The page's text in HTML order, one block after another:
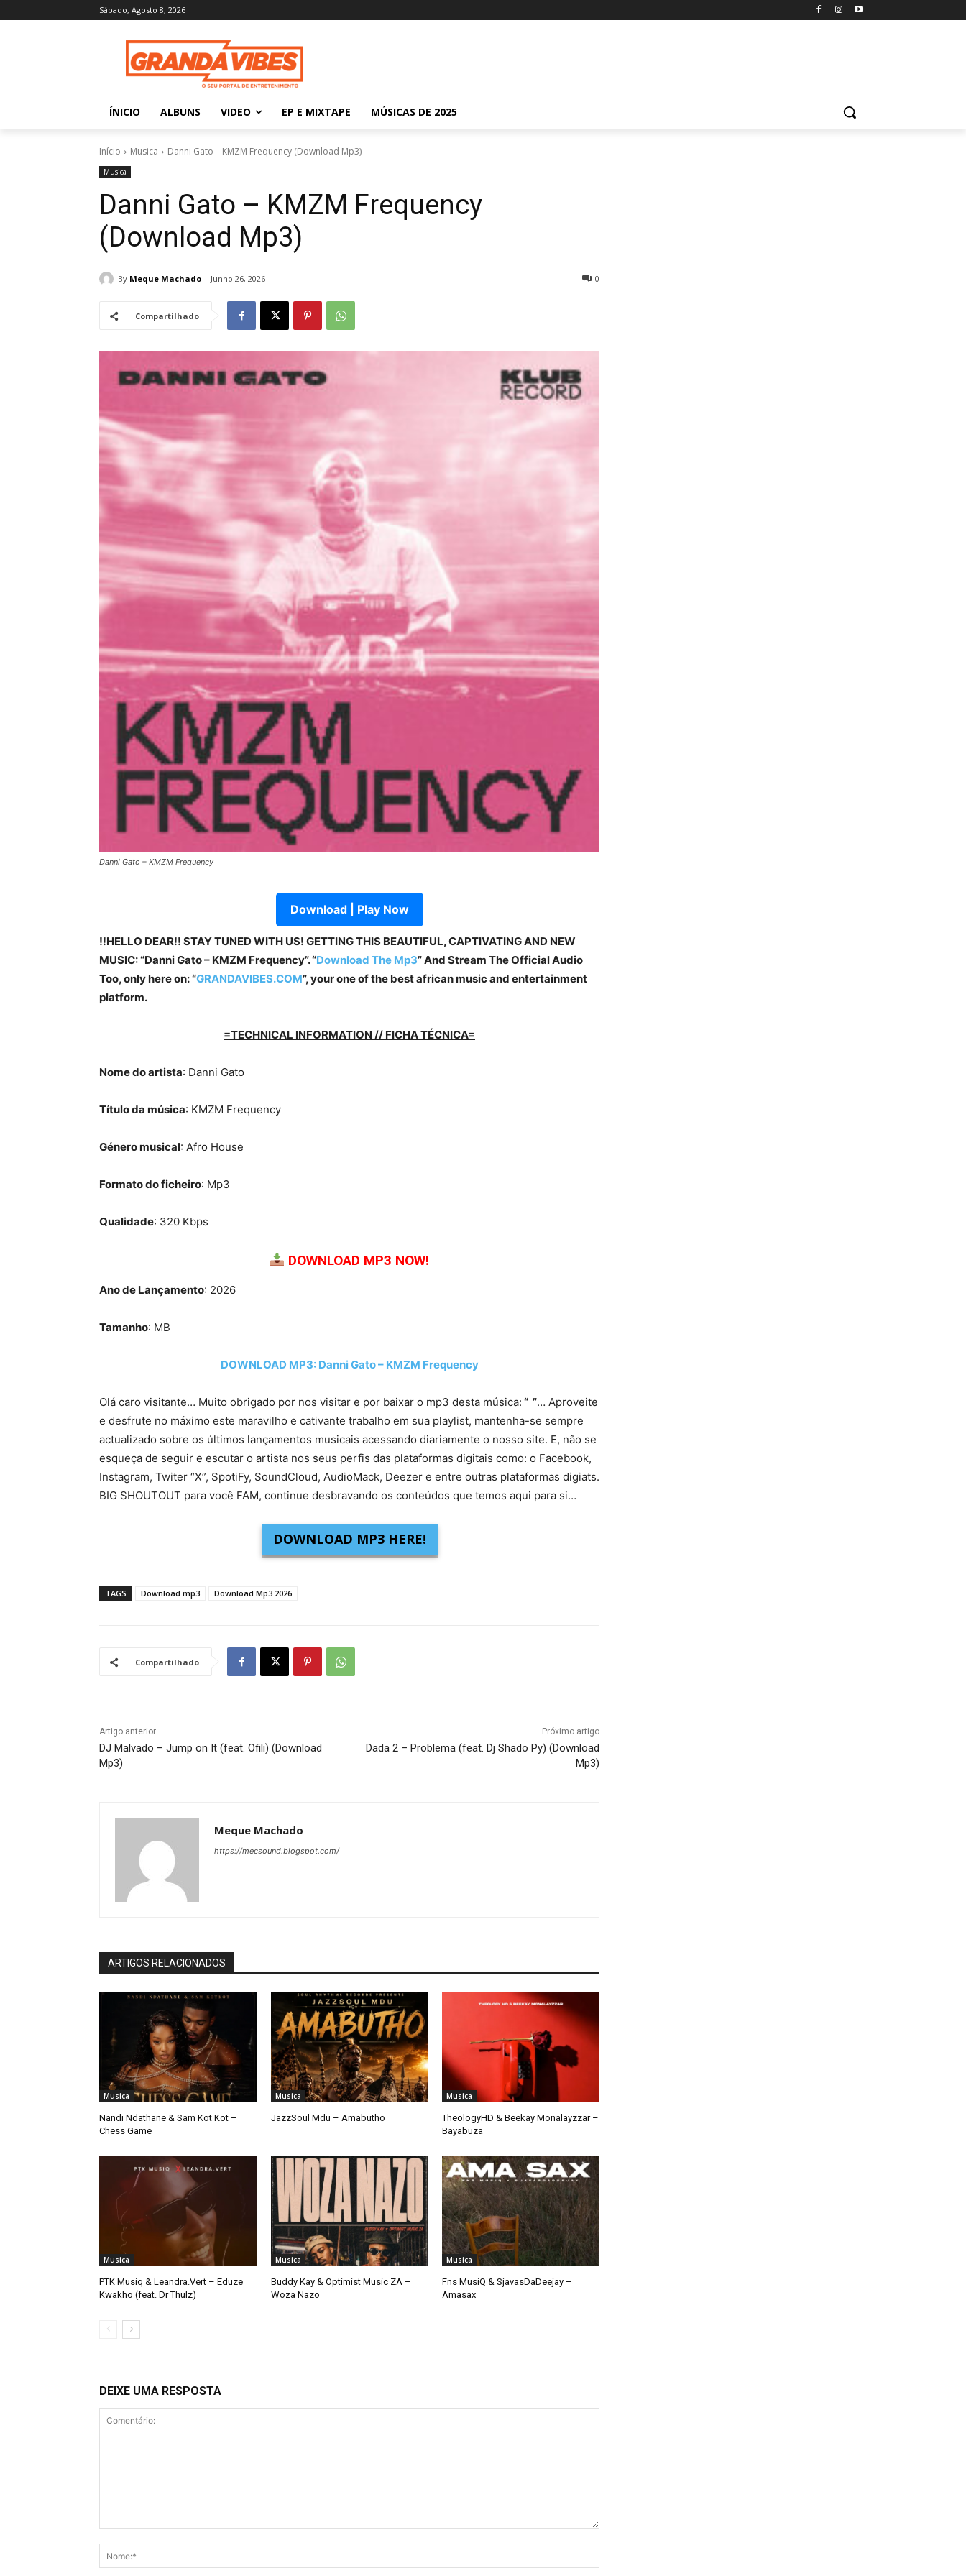
Sábado, Agosto 8, 2026
ÍNICIO ALBUNS VIDEO EP E MIXTAPE MÚSICAS DE 2025
Início Musica Danni Gato – KMZM Frequency (Download Mp3)
Musica
Danni Gato – KMZM Frequency
(Download Mp3)
By Meque Machado Junho 26, 2026 0
Compartilhado
Danni Gato – KMZM Frequency
Download | Play Now
!!HELLO DEAR!! STAY TUNED WITH US! GETTING THIS BEAUTIFUL, CAPTIVATING AND NEW
MUSIC: “Danni Gato – KMZM Frequency”. “Download The Mp3” And Stream The Official Audio
Too, only here on: “GRANDAVIBES.COM”, your one of the best african music and entertainment
platform.
=TECHNICAL INFORMATION // FICHA TÉCNICA=
Nome do artista: Danni Gato
Título da música: KMZM Frequency
Género musical: Afro House
Formato do ficheiro: Mp3
Qualidade: 320 Kbps
DOWNLOAD MP3 NOW!
Ano de Lançamento: 2026
Tamanho: MB
DOWNLOAD MP3: Danni Gato – KMZM Frequency
Olá caro visitante… Muito obrigado por nos visitar e por baixar o mp3 desta música: “ ”… Aproveite
e desfrute no máximo este maravilho e cativante trabalho em sua playlist, mantenha-se sempre
actualizado sobre os últimos lançamentos musicais acessando diariamente o nosso site. E, não se
esqueça de seguir e escutar o artista nos seus perfis das plataformas digitais como: o Facebook,
Instagram, Twiter “X”, SpotiFy, SoundCloud, AudioMack, Deezer e entre outras plataformas digiats.
BIG SHOUTOUT para você FAM, continue desbravando os conteúdos que temos aqui para si…
DOWNLOAD MP3 HERE!
TAGS Download mp3 Download Mp3 2026
Compartilhado
Artigo anterior
DJ Malvado – Jump on It (feat. Ofili) (Download
Mp3)
Próximo artigo
Dada 2 – Problema (feat. Dj Shado Py) (Download
Mp3)
Meque Machado
https://mecsound.blogspot.com/
ARTIGOS RELACIONADOS
Musica
Nandi Ndathane & Sam Kot Kot –
Chess Game
Musica
JazzSoul Mdu – Amabutho
Musica
TheologyHD & Beekay Monalayzzar –
Bayabuza
Musica
PTK Musiq & Leandra.Vert – Eduze
Kwakho (feat. Dr Thulz)
Musica
Buddy Kay & Optimist Music ZA –
Woza Nazo
Musica
Fns MusiQ & SjavasDaDeejay –
Amasax
DEIXE UMA RESPOSTA